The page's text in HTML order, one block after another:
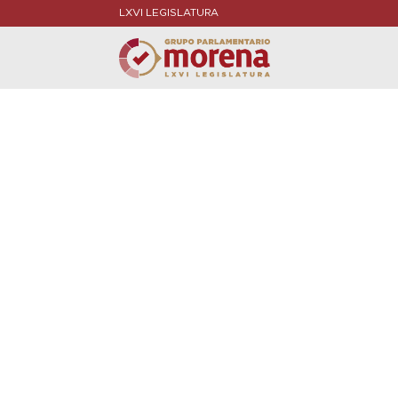
LXVI LEGISLATURA